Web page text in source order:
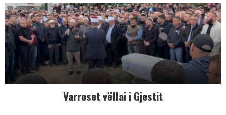
Varroset vëllai i Gjestit